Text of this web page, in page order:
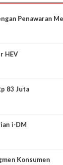
Penawaran
HEV
83 Juta
i-DM
Konsumen